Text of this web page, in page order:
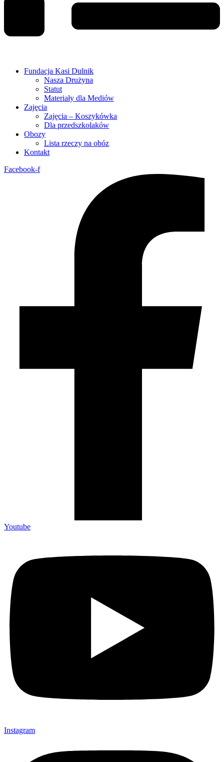
Fundacja Kasi Dulnik
Nasza Drużyna
Statut
Materiały dla Mediów
Zajęcia
Zajęcia – Koszykówka
Dla przedszkolaków
Obozy
Lista rzeczy na obóz
Kontakt
Facebook-f
Youtube
Instagram